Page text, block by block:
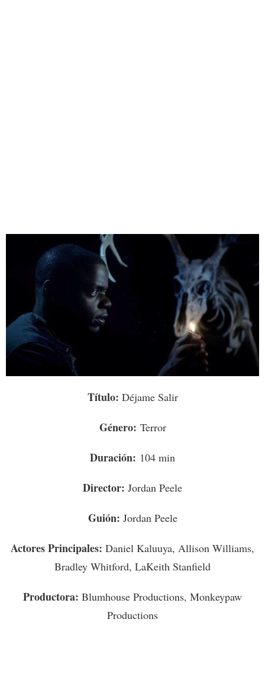
Título: Déjame Salir
Género: Terror
Duración: 104 min
Director: Jordan Peele
Guión: Jordan Peele
Actores Principales: Daniel Kaluuya, Allison Williams,
Bradley Whitford, LaKeith Stanfield
Productora: Blumhouse Productions, Monkeypaw
Productions